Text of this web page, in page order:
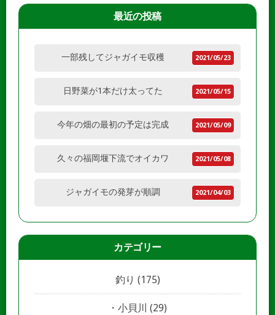
最近の投稿
一部残してジャガイモ収穫 2021/05/23
日野菜が1本だけ太ってた 2021/05/15
今年の畑の最初の予定は完成 2021/05/09
久々の福岡堰下流でオイカワ 2021/05/08
ジャガイモの発芽が順調 2021/04/03
カテゴリー
釣り (175)
小貝川 (29)